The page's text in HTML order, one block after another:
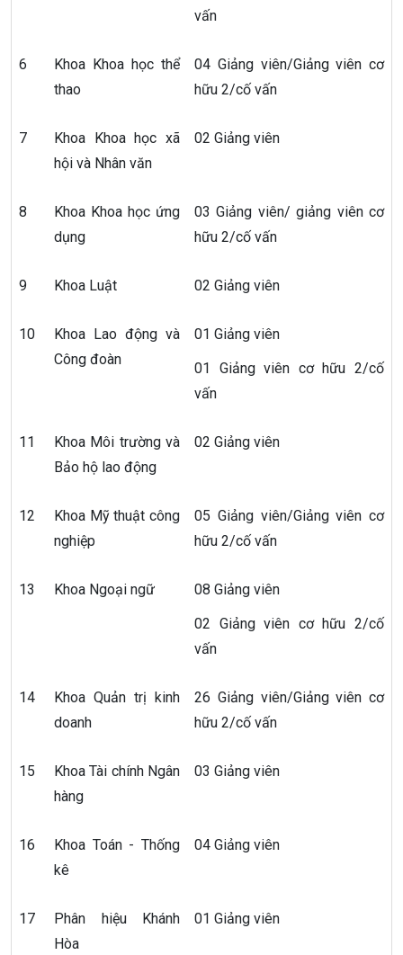
vấn
6
Khoa Khoa học thể
thao
04 Giảng viên/Giảng viên cơ
hữu 2/cố vấn
7
Khoa Khoa học xã
hội và Nhân văn
02 Giảng viên
8
Khoa Khoa học ứng
dụng
03 Giảng viên/ giảng viên cơ
hữu 2/cố vấn
9 Khoa Luật 02 Giảng viên
10
Khoa Lao động và
Công đoàn
01 Giảng viên
01 Giảng viên cơ hữu 2/cố
vấn
11
Khoa Môi trường và
Bảo hộ lao động
02 Giảng viên
12
Khoa Mỹ thuật công
nghiệp
05 Giảng viên/Giảng viên cơ
hữu 2/cố vấn
13 Khoa Ngoại ngữ
08 Giảng viên
02 Giảng viên cơ hữu 2/cố
vấn
14
Khoa Quản trị kinh
doanh
26 Giảng viên/Giảng viên cơ
hữu 2/cố vấn
15
Khoa Tài chính Ngân
hàng
03 Giảng viên
16
Khoa Toán - Thống
kê
04 Giảng viên
17
Phân hiệu Khánh
Hòa
01 Giảng viên